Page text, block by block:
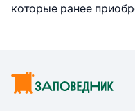
которые ранее